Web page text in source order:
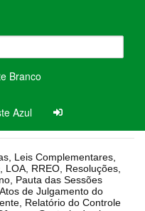
Branco
Azul
Resoluções,
Pauta das Sessões
de Julgamento do